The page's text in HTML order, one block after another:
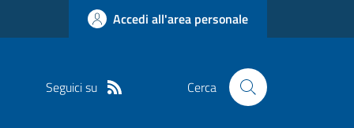
Accedi all'area personale
Seguici su Cerca